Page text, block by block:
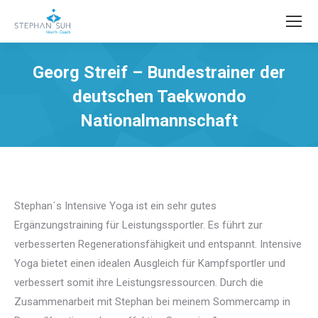
Georg Streif – Bundestrainer der
deutschen Taekwondo
Nationalmannschaft
Stephan´s Intensive Yoga ist ein sehr gutes
Ergänzungstraining für Leistungssportler. Es führt zur
verbesserten Regenerationsfähigkeit und entspannt. Intensive
Yoga bietet einen idealen Ausgleich für Kampfsportler und
verbessert somit ihre Leistungsressourcen. Durch die
Zusammenarbeit mit Stephan bei meinem Sommercamp in